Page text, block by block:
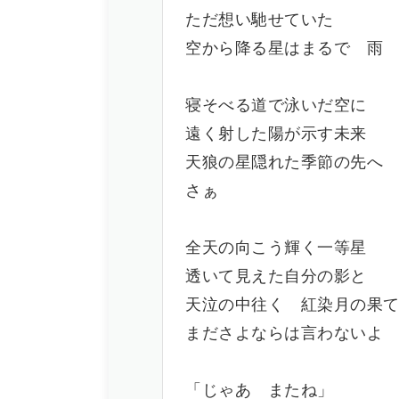
ただ想い馳せていた
空から降る星はまるで 雨
寝そべる道で泳いだ空に
遠く射した陽が示す未来
天狼の星隠れた季節の先へ
さぁ
全天の向こう輝く一等星
透いて見えた自分の影と
天泣の中往く 紅染月の果て
まださよならは言わないよ
「じゃあ またね」